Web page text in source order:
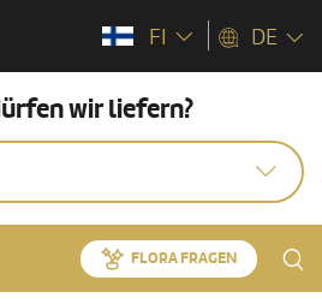
FI DE
wir liefern?
FLORA FRAGEN